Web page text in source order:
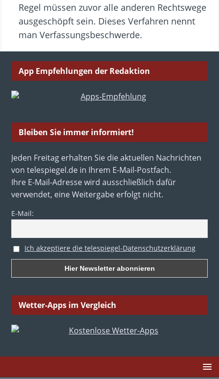
Regel müssen zuvor alle anderen Rechtswege
ausgeschöpft sein. Dieses Verfahren nennt
man Verfassungsbeschwerde.
App Empfehlungen der Redaktion
Bleiben Sie immer informiert!
Jeden Freitag erhalten Sie die aktuellen Nachrichten
von telespiegel.de in Ihrem E-Mail-Postfach.
Ihre E-Mail-Adresse wird ausschließlich dafür
verwendet, eine Weitergabe erfolgt nicht.
E-Mail:
Ich akzeptiere die telespiegel-Datenschutzerklärung
Wetter-Apps im Vergleich